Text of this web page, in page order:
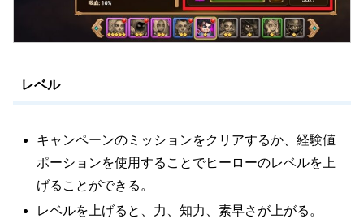
レベル
キャンペーンのミッションをクリアするか、経験値
ポーションを使用することでヒーローのレベルを上
げることができる。
レベルを上げると、力、知力、素早さが上がる。